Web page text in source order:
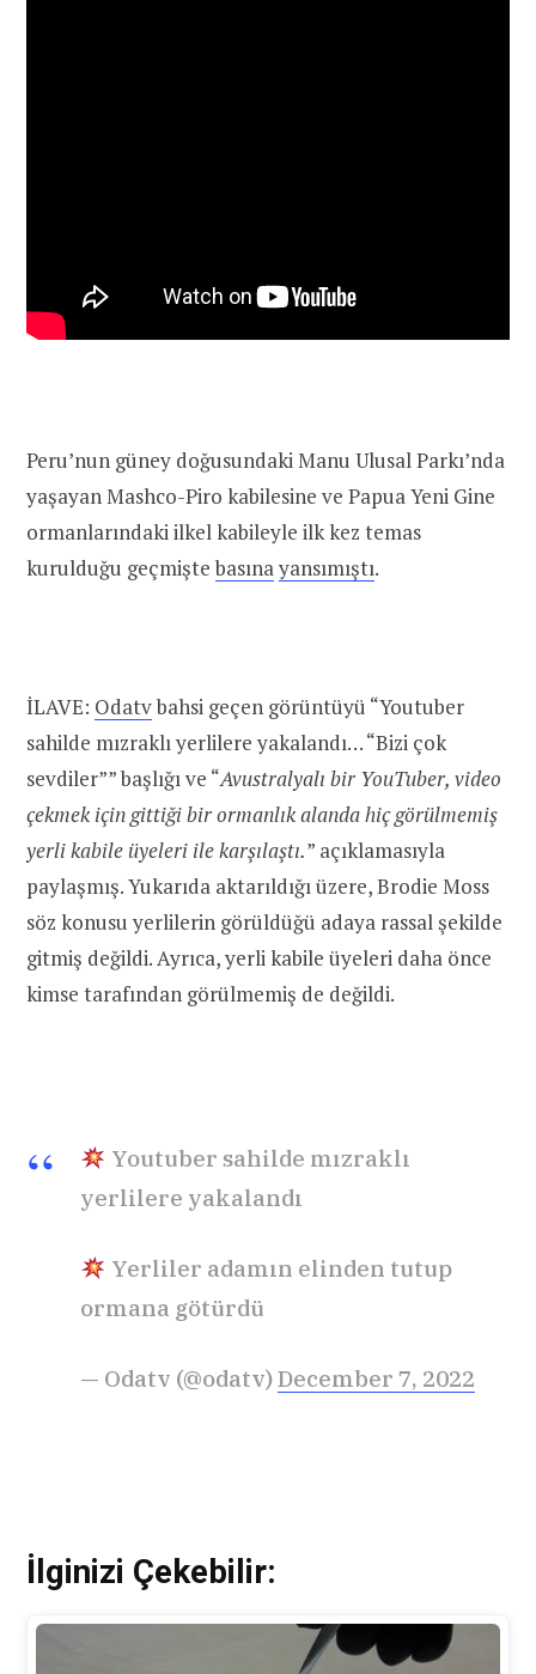
Peru’nun güney doğusundaki Manu Ulusal Parkı’nda
yaşayan Mashco-Piro kabilesine ve Papua Yeni Gine
ormanlarındaki ilkel kabileyle ilk kez temas
kurulduğu geçmiştebasınayansımıştı.
İLAVE: Odatvbahsi geçen görüntüyü “Youtuber
sahilde mızraklı yerlilere yakalandı… “Bizi çok
sevdiler”” başlığı ve “Avustralyalı bir YouTuber, video
çekmek için gittiği bir ormanlık alanda hiç görülmemiş
yerli kabile üyeleri ile karşılaştı.” açıklamasıyla
paylaşmış. Yukarıda aktarıldığı üzere, Brodie Moss
söz konusu yerlilerin görüldüğü adaya rassal şekilde
gitmiş değildi. Ayrıca, yerli kabile üyeleri daha önce
kimse tarafından görülmemiş de değildi.
Youtuber sahilde mızraklı
yerlilere yakalandı
Yerliler adamın elinden tutup
ormana götürdü
— Odatv (@odatv)December 7, 2022
İlginizi Çekebilir: